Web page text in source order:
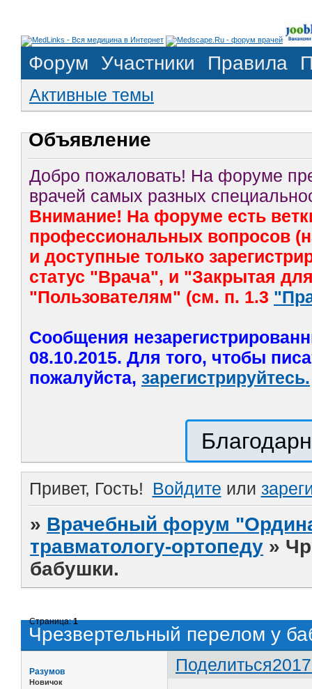
Форум Участники Правила
Активные темы
Объявление
Добро пожаловать! На форуме
врачей самых разных
Внимание! На форуме есть
профессиональных вопросов
и доступные только
статус "Врача", и "Закрытая
"Пользователям" (см. п. 1.3
Сообщения
08.10.2015. Для того, чтобы
пожалуйста, зарегистрируйтесь.
Привет, Гость! Войдите или
» Врачебный форум
травматологу-ортопеду »
бабушки.
Чрезвертельный перелом у
Страница:1
Поделиться
Разумов
Новичок